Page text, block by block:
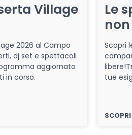
Village
2026 al Campo
dj set e spettacoli
aggiornato
in corso.
Le
Scopri
tue